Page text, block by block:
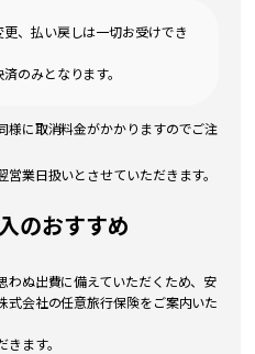
、払い戻しは一切お受けでき
のみとなります。
に取消料金がかかりますのでご注
業日扱いとさせていただきます。
のおすすめ
わぬ出費に備えていただくため、安
式会社の任意旅行保険をご案内いた
ます。